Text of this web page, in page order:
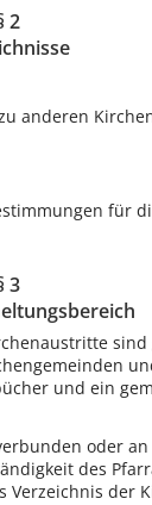
2
anderen
für
3
und ein
oder
des
Verzeichnis der